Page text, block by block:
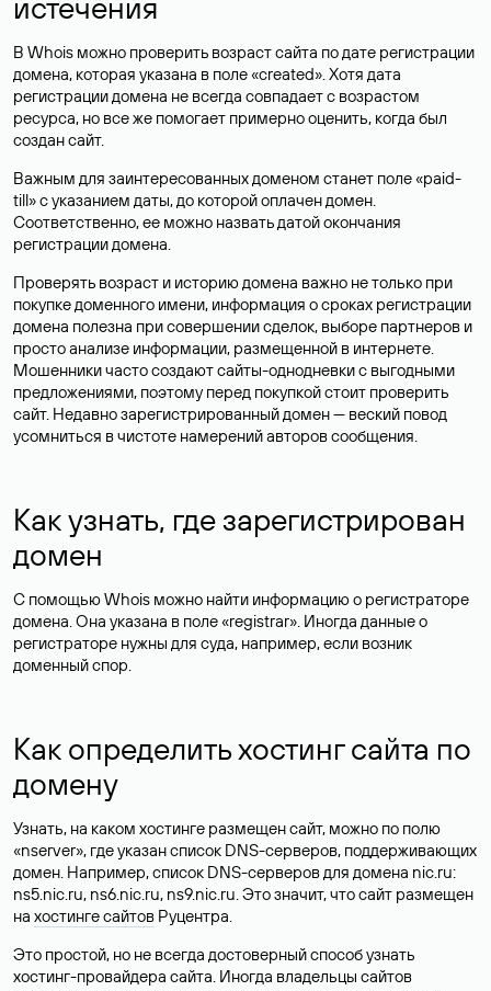
В Whois можно проверить возраст сайта по дате регистрации
домена, которая указана в поле «created». Хотя дата
регистрации домена не всегда совпадает с возрастом
ресурса, но все же помогает примерно оценить, когда был
создан сайт.
Важным для заинтересованных доменом станет поле «paid-
till» с указанием даты, до которой оплачен домен.
Соответственно, ее можно назвать датой окончания
регистрации домена.
Проверять возраст и историю домена важно не только при
покупке доменного имени, информация о сроках регистрации
домена полезна при совершении сделок, выборе партнеров и
просто анализе информации, размещенной в интернете.
Мошенники часто создают сайты-однодневки с выгодными
предложениями, поэтому перед покупкой стоит проверить
сайт. Недавно зарегистрированный домен — веский повод
усомниться в чистоте намерений авторов сообщения.
Как узнать, где зарегистрирован
домен
С помощью Whois можно найти информацию о регистраторе
домена. Она указана в поле «registrar». Иногда данные о
регистраторе нужны для суда, например, если возник
доменный спор.
Как определить хостинг сайта по
домену
Узнать, на каком хостинге размещен сайт, можно по полю
«nserver», где указан список DNS-серверов, поддерживающих
домен. Например, список DNS-серверов для домена nic.ru:
ns5.nic.ru, ns6.nic.ru, ns9.nic.ru. Это значит, что сайт размещен
на хостинге сайтов Руцентра.
Это простой, но не всегда достоверный способ узнать
хостинг-провайдера сайта. Иногда владельцы сайтов